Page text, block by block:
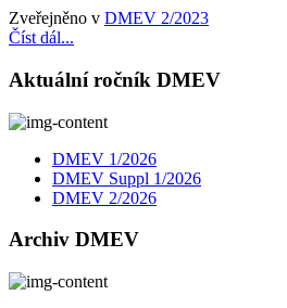
Zveřejněno v DMEV 2/2023
Číst dál...
Aktuální ročník DMEV
DMEV 1/2026
DMEV Suppl 1/2026
DMEV 2/2026
Archiv DMEV